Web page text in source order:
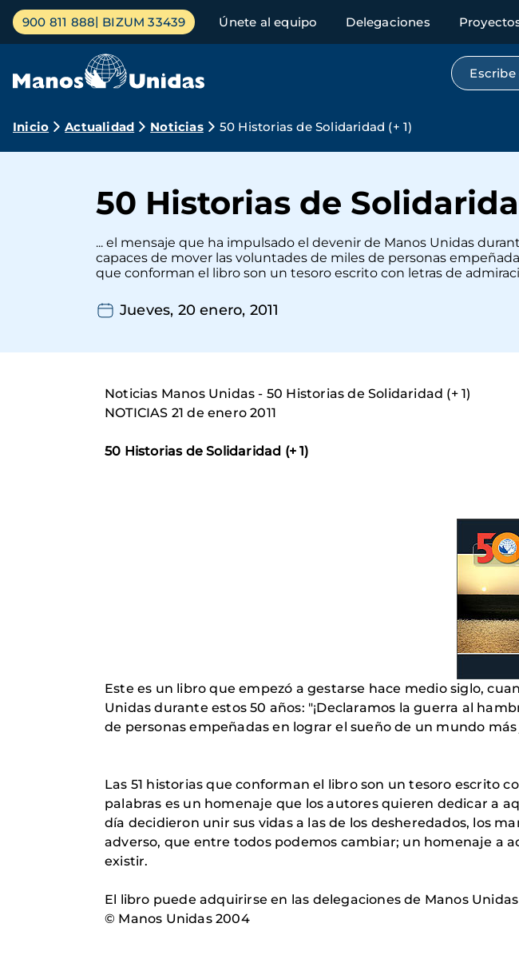
Pasar
contenido
Menú
principal
900 811 888 BIZUM 33439 Únete al equipo Delegaciones
Ruta
navegación
Inicio Actualidad Noticias 50 Historias de Solidaridad (+ 1)
50 Historias de
... el mensaje que ha impulsado el devenir de Manos Unidas
capaces de mover las voluntades de miles de personas
que conforman el libro son un tesoro escrito con letras de
Jueves, 20 enero, 2011
Noticias Manos Unidas - 50 Historias de Solidaridad (+ 1)
NOTICIAS 21 de enero 2011
50 Historias de Solidaridad (+ 1)
Este es un libro que empezó a gestarse hace medio siglo,
Unidas durante estos 50 años: "¡Declaramos la guerra al
de personas empeñadas en lograr el sueño de un mundo
Las 51 historias que conforman el libro son un tesoro escrito
palabras es un homenaje que los autores quieren dedicar a
día decidieron unir sus vidas a las de los desheredados, los
adverso, que entre todos podemos cambiar; un homenaje a
existir.
El libro puede adquirirse en las delegaciones de Manos
© Manos Unidas 2004